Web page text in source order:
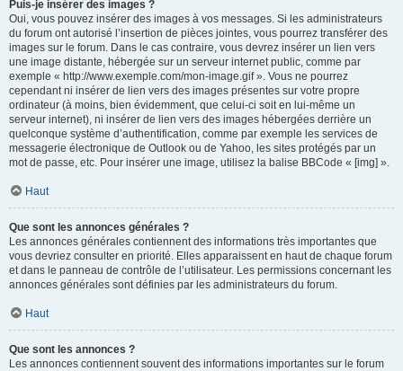
Puis-je insérer des images ?
Oui, vous pouvez insérer des images à vos messages. Si les administrateurs
du forum ont autorisé l’insertion de pièces jointes, vous pourrez transférer des
images sur le forum. Dans le cas contraire, vous devrez insérer un lien vers
une image distante, hébergée sur un serveur internet public, comme par
exemple « http://www.exemple.com/mon-image.gif ». Vous ne pourrez
cependant ni insérer de lien vers des images présentes sur votre propre
ordinateur (à moins, bien évidemment, que celui-ci soit en lui-même un
serveur internet), ni insérer de lien vers des images hébergées derrière un
quelconque système d’authentification, comme par exemple les services de
messagerie électronique de Outlook ou de Yahoo, les sites protégés par un
mot de passe, etc. Pour insérer une image, utilisez la balise BBCode « [img] ».
Haut
Que sont les annonces générales ?
Les annonces générales contiennent des informations très importantes que
vous devriez consulter en priorité. Elles apparaissent en haut de chaque forum
et dans le panneau de contrôle de l’utilisateur. Les permissions concernant les
annonces générales sont définies par les administrateurs du forum.
Haut
Que sont les annonces ?
Les annonces contiennent souvent des informations importantes sur le forum